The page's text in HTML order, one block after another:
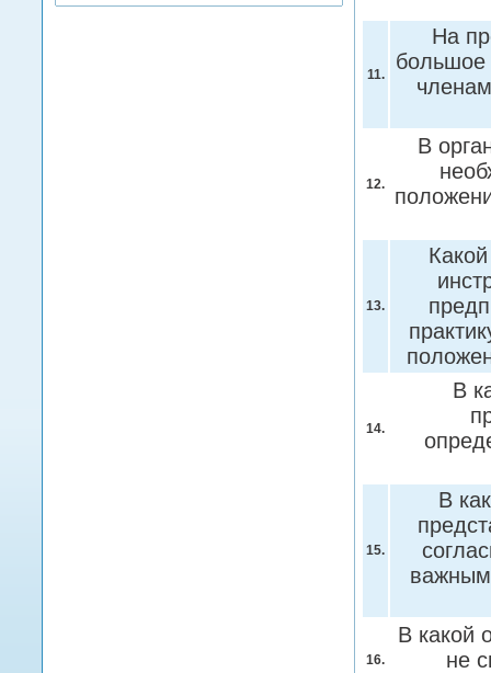
11.
На
большое
12.
В
13.
14.
В
15.
В
16.
В какой
не